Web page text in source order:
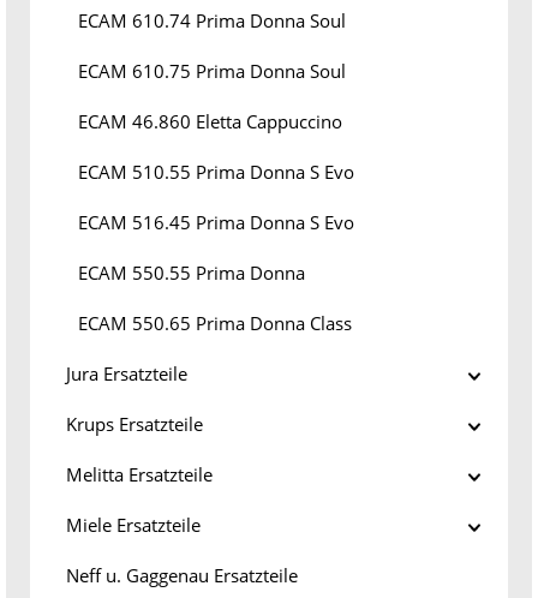
ECAM 610.74 Prima Donna Soul
ECAM 610.75 Prima Donna Soul
ECAM 46.860 Eletta Cappuccino
ECAM 510.55 Prima Donna S Evo
ECAM 516.45 Prima Donna S Evo
ECAM 550.55 Prima Donna
ECAM 550.65 Prima Donna Class
Jura Ersatzteile
Krups Ersatzteile
Melitta Ersatzteile
Miele Ersatzteile
Neff u. Gaggenau Ersatzteile